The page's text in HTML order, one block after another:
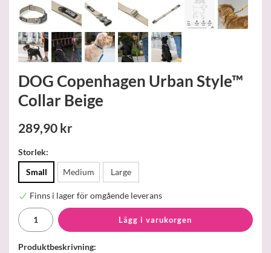
DOG Copenhagen Urban Style™
Collar Beige
289,90 kr
Storlek:
Small
Medium Large
Finns i lager för omgående leverans
Lägg i varukorgen
Produktbeskrivning: